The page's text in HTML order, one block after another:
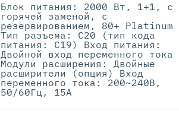
Блок питания: 2000 Вт, 1+1, с
горячей заменой, с
резервированием, 80+ Platinum
Тип разъема: C20 (тип кода
питания: C19) Вход питания:
Двойной вход переменного тока
Модули расширения: Двойные
расширители (опция) Вход
переменного тока: 200~240В,
50/60Гц, 15А